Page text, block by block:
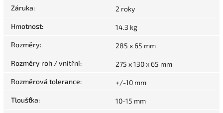
Záruka: 2 roky
Hmotnost: 14.3 kg
Rozměry: 285 x 65 mm
Rozměry roh / vnitřní: 275 x 130 x 65 mm
Rozměrová tolerance: +/-10 mm
Tloušťka: 10-15 mm